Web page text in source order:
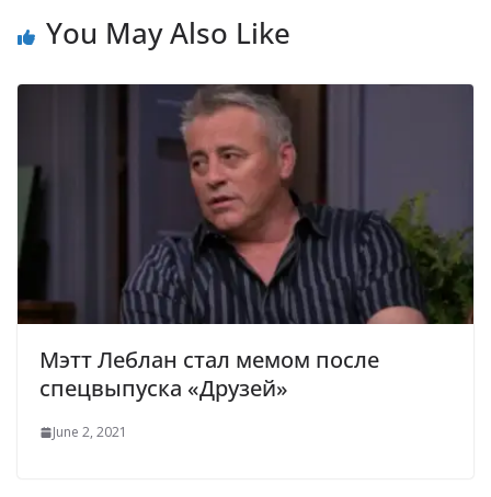
You May Also Like
Мэтт Леблан стал мемом после
спецвыпуска «Друзей»
June 2, 2021